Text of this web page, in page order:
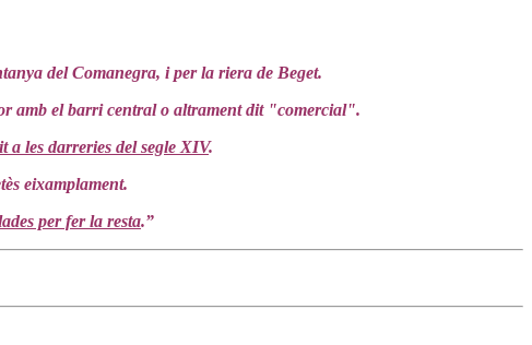
del Comanegra, i per la riera de Beget.
amb el barri central o altrament dit "comercial".
a les darreries del segle XIV.
eixamplament.
per fer la resta.”